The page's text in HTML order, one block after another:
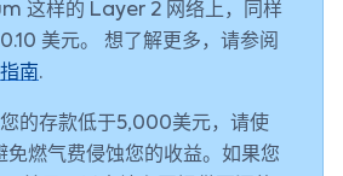
这样的 Layer 2 网络上，同样
美元。 想了解更多，请参阅
南.
的存款低于5,000美元，请使
燃气费侵蚀您的收益。如果您